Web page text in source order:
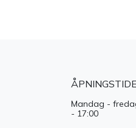
Mandag -
- 17:00